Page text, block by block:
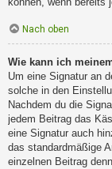
Nach oben
Wie kann ich
Um eine Signatur an
solche in den
Nachdem du die
jedem Beitrag das
eine Signatur auch
das standardmäßige
einzelnen Beitrag